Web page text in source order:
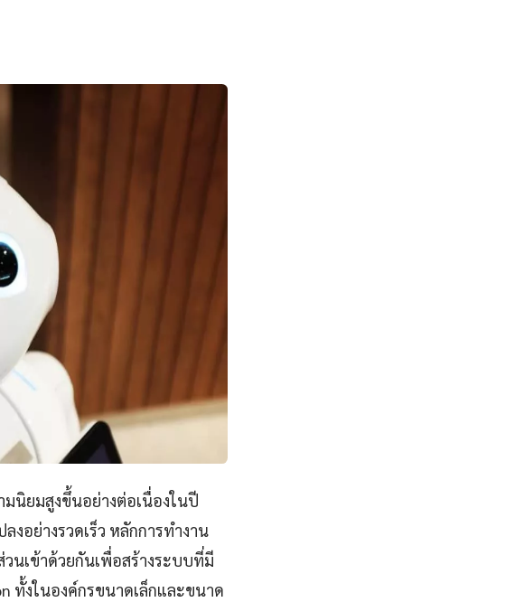
นิยมสูงขึ้นอย่างต่อเนื่องในปี
งอย่างรวดเร็ว หลักการทำงาน
นเข้าด้วยกันเพื่อสร้างระบบที่มี
ทั้งในองค์กรขนาดเล็กและขนาด